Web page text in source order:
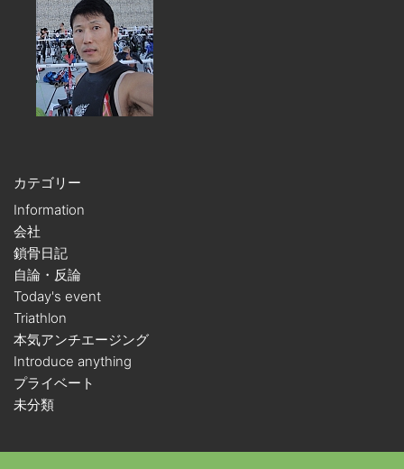
カテゴリー
Information
会社
鎖骨日記
自論・反論
Today's event
Triathlon
本気アンチエージング
Introduce anything
プライベート
未分類